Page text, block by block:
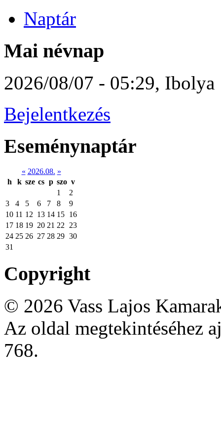
Naptár
Mai névnap
2026/08/07 - 05:29, Ibolya
Bejelentkezés
Eseménynaptár
« 2026.08. »
h
k sze cs p szo v
1
2
3
4 5 6 7 8
9
10 11 12 13 14 15 16
17 18 19 20 21 22
23
24 25 26 27 28 29 30
31
Copyright
© 2026 Vass Lajos
Az oldal megtekintéséhez
768.